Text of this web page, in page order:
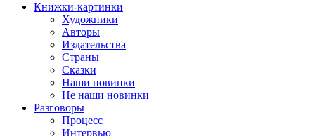
Книжки-картинки
Художники
Авторы
Издательства
Страны
Сказки
Наши новинки
Не наши новинки
Разговоры
Процесс
Интервью